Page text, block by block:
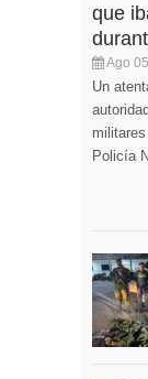
que
Ago
Un
Policía